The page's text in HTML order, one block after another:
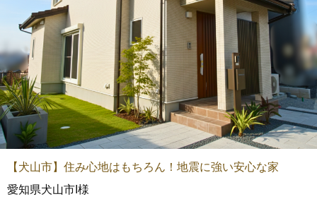
【犬山市】住み心地はもちろん！地震に強い安心な家
愛知県犬山市I様